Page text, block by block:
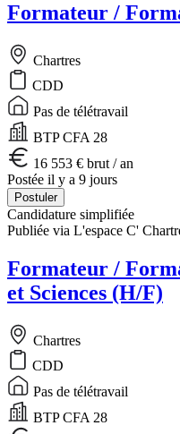
Formateur /
Chartres
CDD
Pas de télétravail
BTP CFA 28
16 553 € brut / an
Postée il y a 9 jours
Postuler
Candidature simplifiée
Publiée via L'espace C'
Formateur /
et Sciences (H/F)
Chartres
CDD
Pas de télétravail
BTP CFA 28